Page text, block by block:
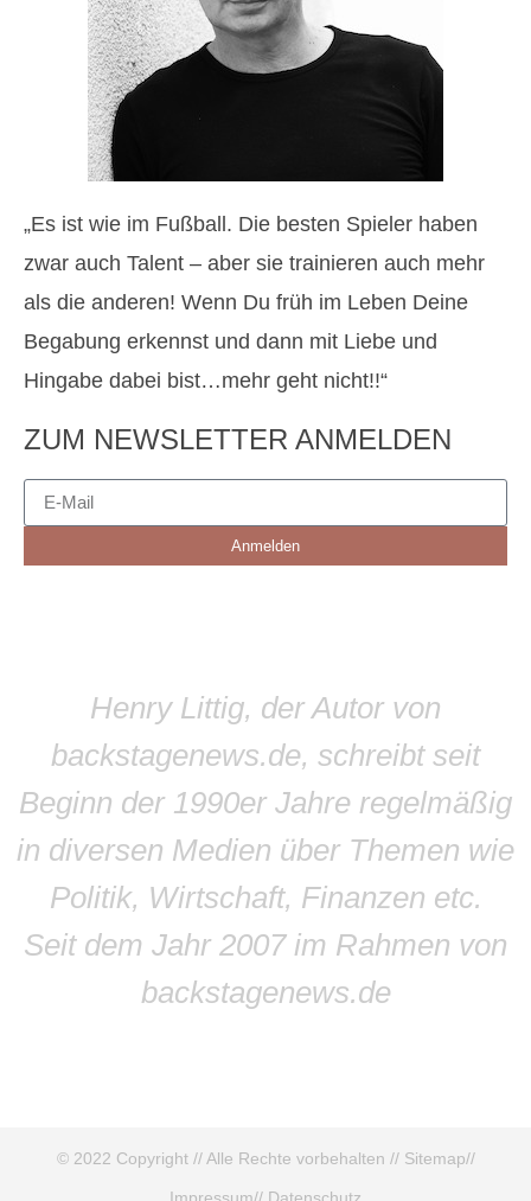
„Es ist wie im Fußball. Die besten Spieler haben
zwar auch Talent – aber sie trainieren auch mehr
als die anderen! Wenn Du früh im Leben Deine
Begabung erkennst und dann mit Liebe und
Hingabe dabei bist…mehr geht nicht!!“
ZUM NEWSLETTER ANMELDEN
Anmelden
Henry Littig, der Autor von
backstagenews.de, schreibt seit
Beginn der 1990er Jahre regelmäßig
in diversen Medien über Themen wie
Politik, Wirtschaft, Finanzen etc.
Seit dem Jahr 2007 im Rahmen von
backstagenews.de
© 2022 Copyright // Alle Rechte vorbehalten // Sitemap//